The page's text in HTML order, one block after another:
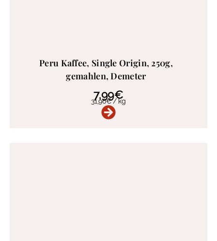
Peru Kaffee, Single Origin, 250g,
gemahlen, Demeter
7,99€
31,96€/kg